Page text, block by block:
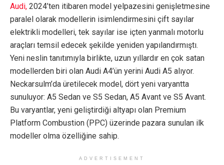
Audi, 2024’ten itibaren model yelpazesini genişletmesine
paralel olarak modellerin isimlendirmesini çift sayılar
elektrikli modelleri, tek sayılar ise içten yanmalı motorlu
araçları temsil edecek şekilde yeniden yapılandırmıştı.
Yeni neslin tanıtımıyla birlikte, uzun yıllardır en çok satan
modellerden biri olan Audi A4’ün yerini Audi A5 alıyor.
Neckarsulm’da üretilecek model, dört yeni varyantta
sunuluyor: A5 Sedan ve S5 Sedan, A5 Avant ve S5 Avant.
Bu varyantlar, yeni geliştirdiği altyapı olan Premium
Platform Combustion (PPC) üzerinde pazara sunulan ilk
modeller olma özelliğine sahip.
ADVERTISEMENT